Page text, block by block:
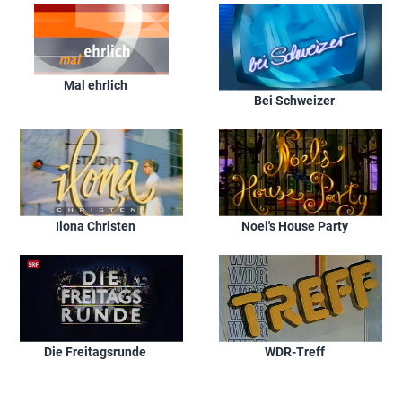
Mal ehrlich
Bei Schweizer
Ilona Christen Noel's House Party
Die Freitagsrunde WDR-Treff